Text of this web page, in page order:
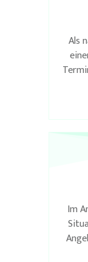
Als
Im